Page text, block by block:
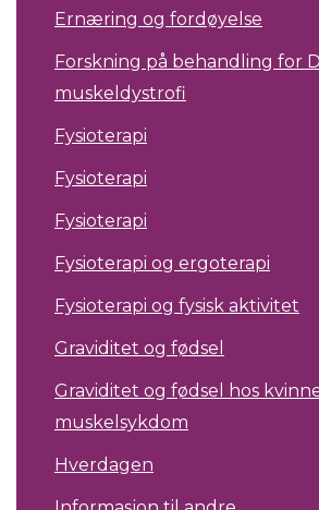
Ernæring og fordøyelse
Forskning på behandling for
muskeldystrofi
Fysioterapi
Fysioterapi
Fysioterapi
Fysioterapi og ergoterapi
Fysioterapi og fysisk aktivitet
Graviditet og fødsel
Graviditet og fødsel hos
muskelsykdom
Hverdagen